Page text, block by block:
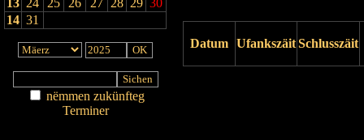
14 31
nëmmen zukünfteg
Terminer
Datum UfankszäitSchlusszäit